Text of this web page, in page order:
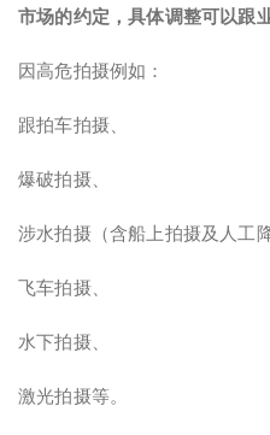
市场的约定，具体调整可以跟
因高危拍摄例如：
跟拍车拍摄、
爆破拍摄、
涉水拍摄（含船上拍摄及人工降
飞车拍摄、
水下拍摄、
激光拍摄等。